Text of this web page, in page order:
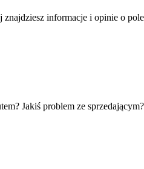
informacje i opinie o
Jakiś problem ze